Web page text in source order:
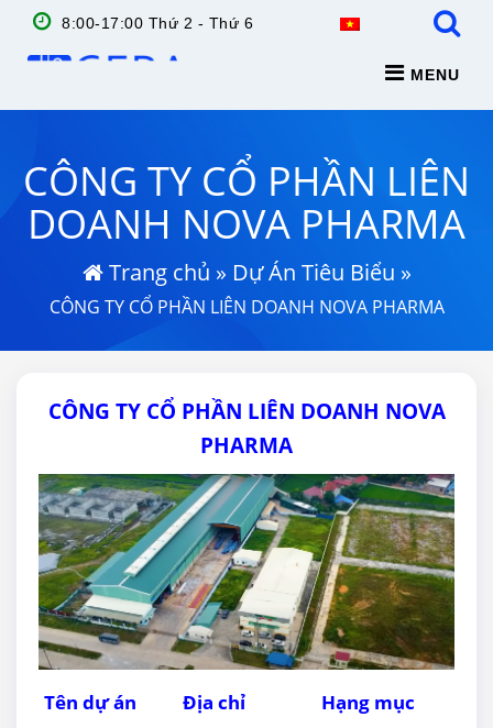
8:00-17:00 Thứ 2 - Thứ 6
MENU
CÔNG TY CỔ PHẦN LIÊN
DOANH NOVA PHARMA
Trang chủ » Dự Án Tiêu Biểu »
CÔNG TY CỔ PHẦN LIÊN DOANH NOVA PHARMA
CÔNG TY CỔ PHẦN LIÊN DOANH NOVA
PHARMA
Tên dự án Địa chỉ Hạng mục